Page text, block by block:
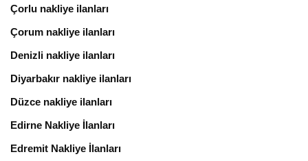
Çorlu nakliye ilanları
Çorum nakliye ilanları
Denizli nakliye ilanları
Diyarbakır nakliye ilanları
Düzce nakliye ilanları
Edirne Nakliye İlanları
Edremit Nakliye İlanları